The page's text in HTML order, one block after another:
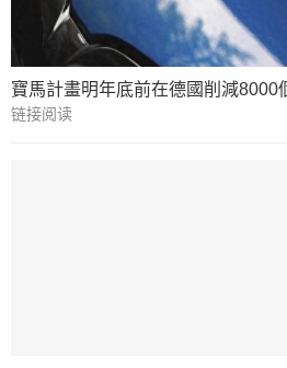
寶馬計畫明年底前在德國削減8000
链接阅读